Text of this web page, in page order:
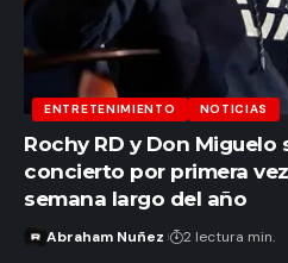
ENTRETENIMIENTO NOTICIAS
Rochy RD y Don Miguelo
concierto por primera
semana largo del año
Abraham Nuñez 2 lectura min.